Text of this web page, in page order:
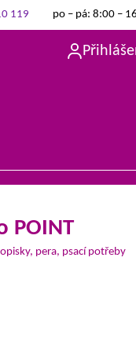
119 po – pá: 8:00 –
POINT
pera, psací potřeby